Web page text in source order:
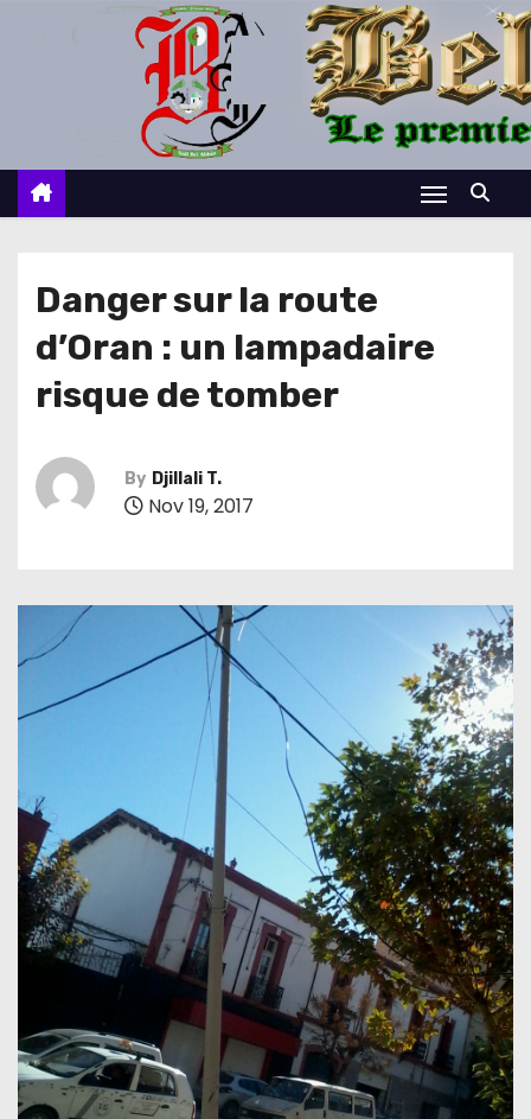
c
Danger sur la route
d’Oran : un lampadaire
risque de tomber
By Djillali T.
Nov 19, 2017